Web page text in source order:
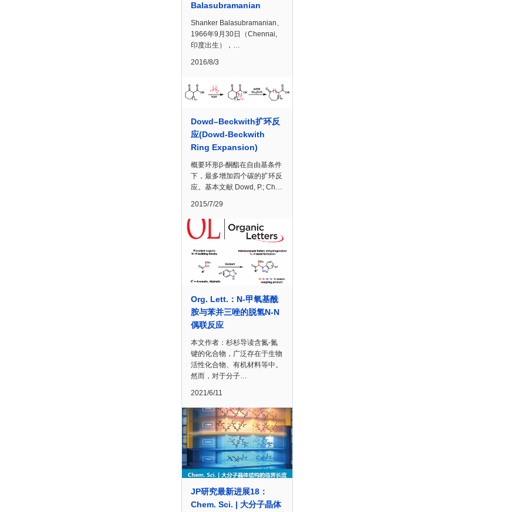
Balasubramanian
Shanker Balasubramanian、
1966年9月30日（Chennai,
印度出生），…
2016/8/3
Dowd–Beckwith扩环反
应(Dowd-Beckwith
Ring Expansion)
概要环形β-酮酯在自由基条件
下，最多增加四个碳的扩环反
应。基本文献 Dowd, P.; Ch…
2015/7/29
Org. Lett.：N-甲氧基酰
胺与苯并三唑的脱氢N-N
偶联反应
本文作者：杉杉导读含氮-氮
键的化合物，广泛存在于生物
活性化合物、有机材料等中。
然而，对于分子…
2021/6/11
JP研究最新进展18：
Chem. Sci. | 大分子晶体